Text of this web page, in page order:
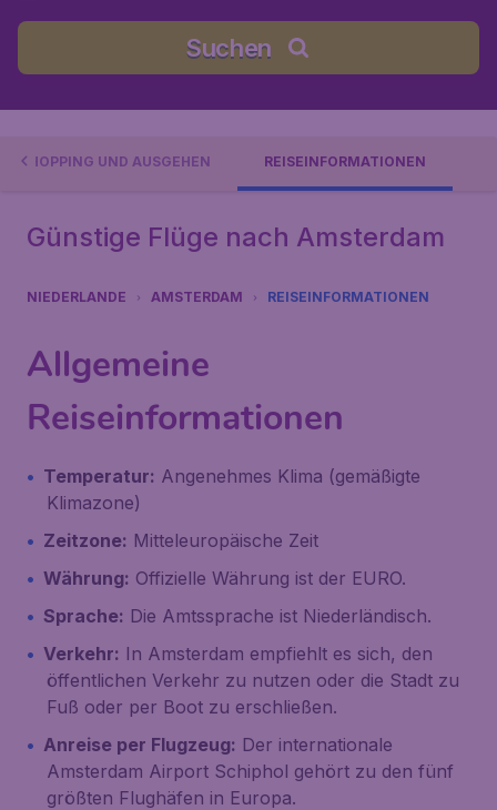
Suchen
SHOPPING UND AUSGEHEN REISEINFORMATIONEN
Günstige Flüge nach Amsterdam
NIEDERLANDE AMSTERDAM REISEINFORMATIONEN
Allgemeine
Reiseinformationen
Temperatur: Angenehmes Klima (gemäßigte
Klimazone)
Zeitzone: Mitteleuropäische Zeit
Währung: Offizielle Währung ist der EURO.
Sprache: Die Amtssprache ist Niederländisch.
Verkehr: In Amsterdam empfiehlt es sich, den
öffentlichen Verkehr zu nutzen oder die Stadt zu
Fuß oder per Boot zu erschließen.
Anreise per Flugzeug: Der internationale
Amsterdam Airport Schiphol gehört zu den fünf
größten Flughäfen in Europa.